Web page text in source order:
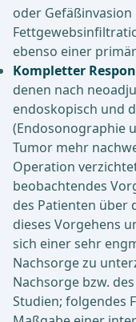
oder
ebenso einer
Kompletter
denen nach
endoskopisch und
(Endosonographie
Tumor mehr
Operation
beobachtendes
des Patienten über
dieses Vorgehens
sich einer sehr
Nachsorge zu
Nachsorge bzw.
Studien; folgendes